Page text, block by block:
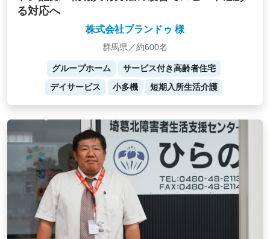
る対応へ
株式会社プランドゥ 様
群馬県／約600名
グループホーム
サービス付き高齢者住宅
デイサービス
小多機 短期入所生活介護